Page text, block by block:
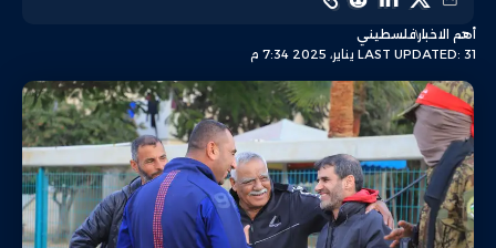
LAST UPDATED: 31 يناير، 2025 7:34 م
أهم الاخبارفلسطيني